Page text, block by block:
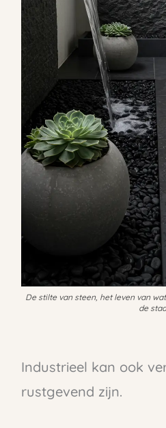
De stilte van steen, het leven van
de
Industrieel kan ook
rustgevend zijn.